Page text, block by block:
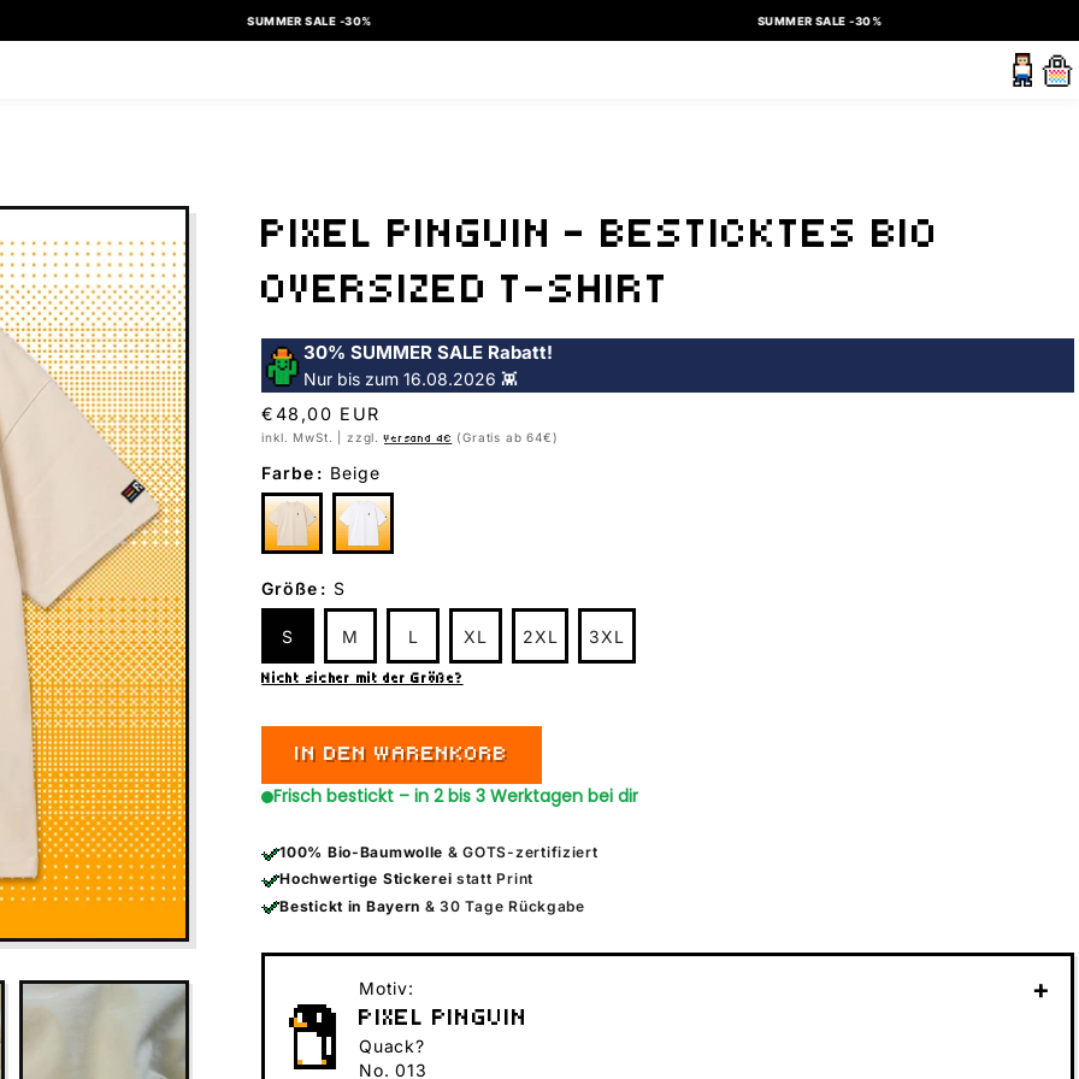
SUMMER SALE -30% SUMMER SALE -30%
PIXEL PINGUIN – BESTICKTES BIO
OVERSIZED T-SHIRT
30% SUMMER SALE Rabatt!
Nur bis zum 16.08.2026 👾
Normaler
Preis
€48,00 EUR
inkl. MwSt. | zzgl.Versand 4€ (Gratis ab 64€)
Farbe : Beige
Größe : S
S M L XL 2XL 3XL
Nicht sicher mit der Größe?
IN DEN WARENKORB
Frisch bestickt – in 2 bis 3 Werktagen bei dir
100% Bio-Baumwolle & GOTS-zertifiziert
Hochwertige Stickerei statt Print
Bestickt in Bayern & 30 Tage Rückgabe
Motiv:
PIXEL PINGUIN
Quack?
No. 013
+